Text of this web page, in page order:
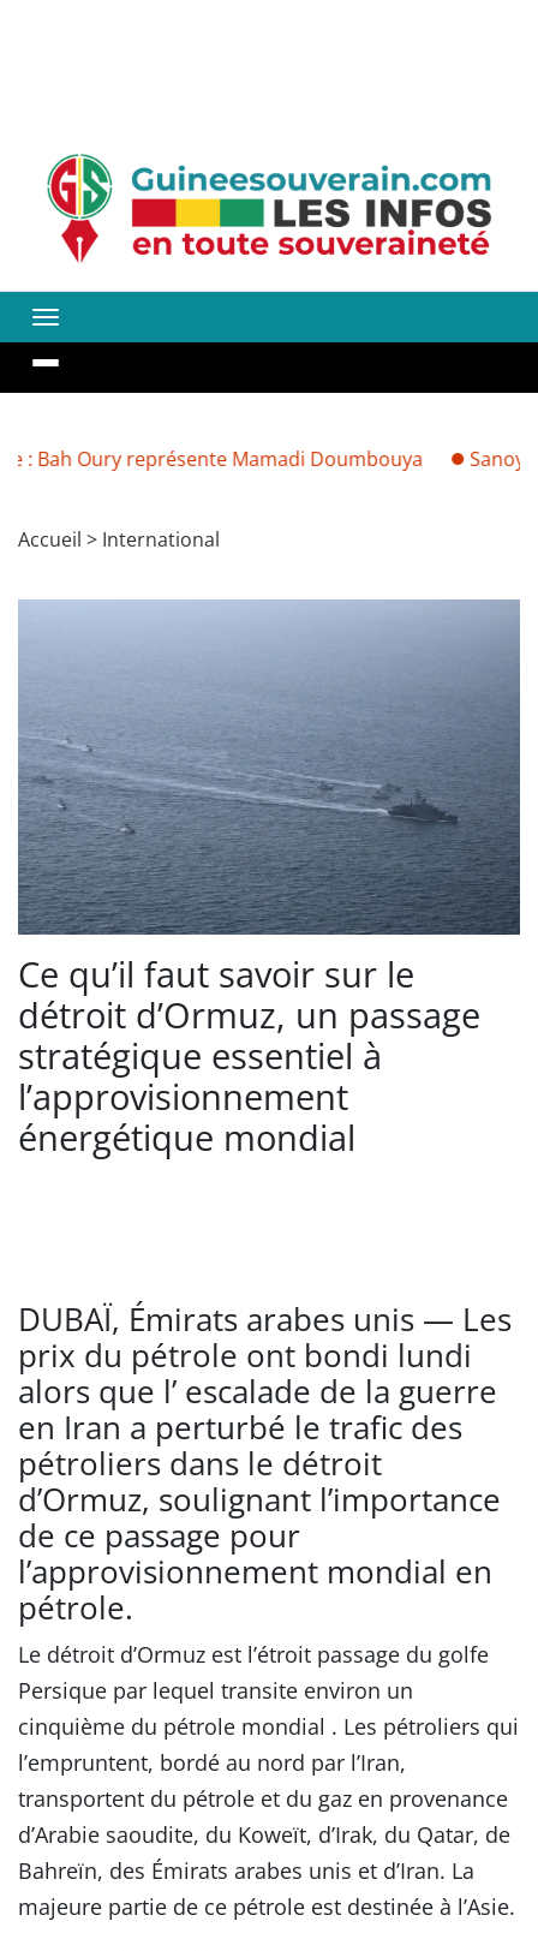
représente Mamadi Doumbouya Sanoyah-Rails :
Accueil > International
Ce qu’il faut savoir sur le
détroit d’Ormuz, un passage
stratégique essentiel à
l’approvisionnement
énergétique mondial
DUBAÏ, Émirats arabes unis — Les
prix du pétrole ont bondi lundi
alors que l’ escalade de la guerre
en Iran a perturbé le trafic des
pétroliers dans le détroit
d’Ormuz, soulignant l’importance
de ce passage pour
l’approvisionnement mondial en
pétrole.
Le détroit d’Ormuz est l’étroit passage du golfe
Persique par lequel transite environ un
cinquième du pétrole mondial . Les pétroliers qui
l’empruntent, bordé au nord par l’Iran,
transportent du pétrole et du gaz en provenance
d’Arabie saoudite, du Koweït, d’Irak, du Qatar, de
Bahreïn, des Émirats arabes unis et d’Iran. La
majeure partie de ce pétrole est destinée à l’Asie.